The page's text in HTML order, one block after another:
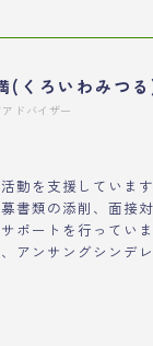
(くろいわみつ
ドバイザー
動を支援していま
書類の添削、面接
ポートを行ってい
アンサングシンデレ